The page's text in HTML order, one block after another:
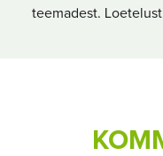
teemadest.